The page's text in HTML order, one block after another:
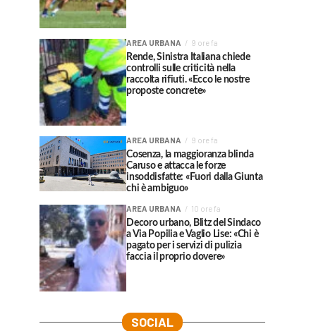
AREA URBANA 9 ore fa
Rende, Sinistra Italiana chiede
controlli sulle criticità nella
raccolta rifiuti. «Ecco le nostre
proposte concrete»
AREA URBANA 9 ore fa
Cosenza, la maggioranza blinda
Caruso e attacca le forze
insoddisfatte: «Fuori dalla Giunta
chi è ambiguo»
AREA URBANA 10 ore fa
Decoro urbano, Blitz del Sindaco
a Via Popilia e Vaglio Lise: «Chi è
pagato per i servizi di pulizia
faccia il proprio dovere»
SOCIAL